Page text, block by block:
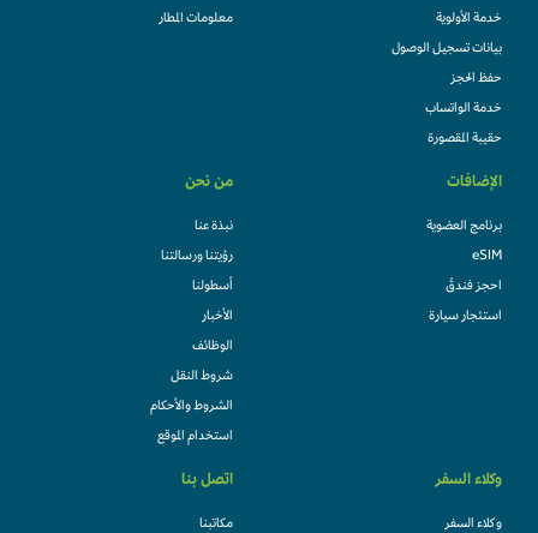
خدمة الأولوية
بيانات تسجيل الوصول
حفظ الحجز
خدمة الواتساب
حقيبة المقصورة
معلومات المطار
الإضافات
برنامج العضوية
eSIM
احجز فندقً
استئجار سيارة
من نحن
نبذة عنا
رؤيتنا ورسالتنا
أسطولنا
الأخبار
الوظائف
شروط النقل
الشروط والأحكام
استخدام الموقع
وكلاء السفر
وكلاء السفر
اتصل بنا
مكاتبنا